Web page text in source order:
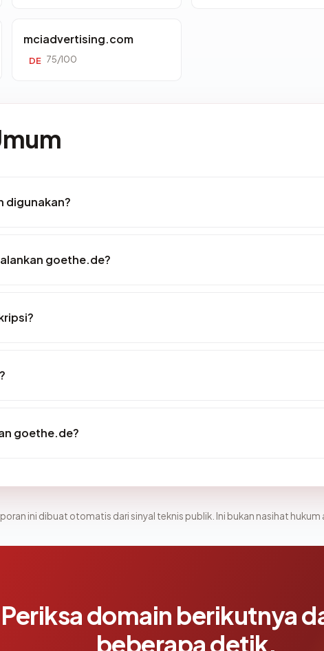
mciadvertising.com
DE 75/100
digunakan?
goethe.de?
goethe.de?
ini dibuat otomatis dari sinyal teknis publik. Ini bukan nasihat hukum
Periksa domain berikutnya
beberapa detik.